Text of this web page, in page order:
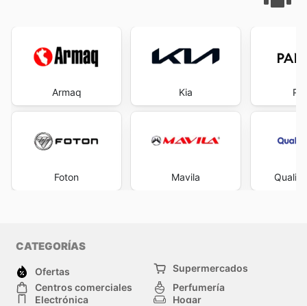
Armaq
Foton
Kia
Mavila
CATEGORÍAS
Ofertas
Supermercados
Centros comerciales
Perfumería
Electrónica
Hogar